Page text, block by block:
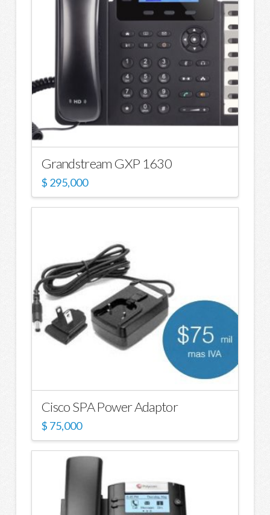
Grandstream GXP 1630
$ 295,000
Cisco SPA Power Adaptor
$ 75,000